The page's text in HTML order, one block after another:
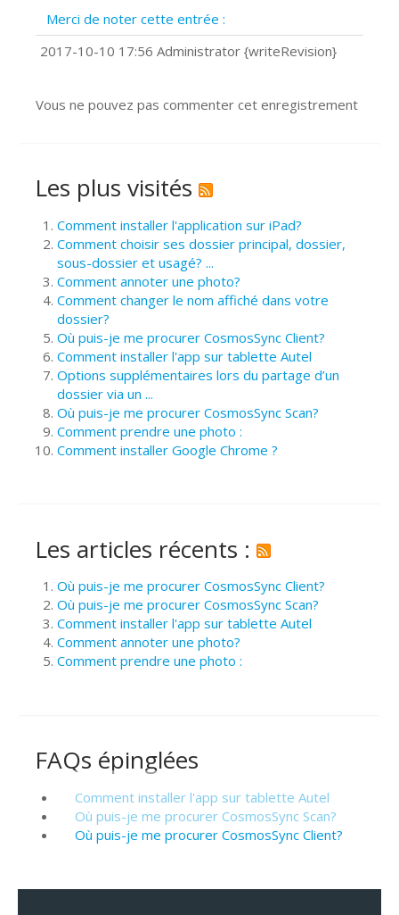
?
Comment installer Google Chrome ?
Merci de noter cette entrée :
2017-10-10 17:56 Administrator {writeRevision}
Vous ne pouvez pas commenter cet enregistrement
Les plus visités
Comment installer l'application sur iPad?
Comment choisir ses dossier principal, dossier,
sous-dossier et usagé? ...
Comment annoter une photo?
Comment changer le nom affiché dans votre
dossier?
Où puis-je me procurer CosmosSync Client?
Comment installer l'app sur tablette Autel
Options supplémentaires lors du partage d’un
dossier via un ...
Où puis-je me procurer CosmosSync Scan?
Comment prendre une photo :
Comment installer Google Chrome ?
Les articles récents :
Où puis-je me procurer CosmosSync Client?
Où puis-je me procurer CosmosSync Scan?
Comment installer l'app sur tablette Autel
Comment annoter une photo?
Comment prendre une photo :
FAQs épinglées
Comment installer l'app sur tablette Autel
Où puis-je me procurer CosmosSync Scan?
Où puis-je me procurer CosmosSync Client?